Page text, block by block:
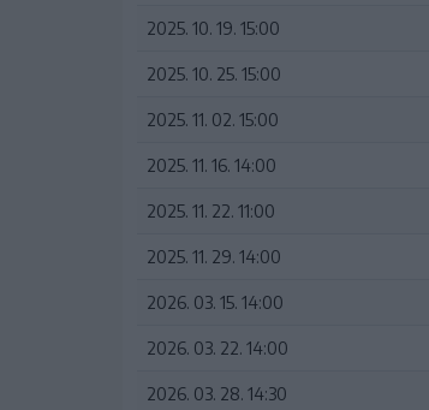
2025. 10. 19. 15:00
2025. 10. 25. 15:00
2025. 11. 02. 15:00
2025. 11. 16. 14:00
2025. 11. 22. 11:00
2025. 11. 29. 14:00
2026. 03. 15. 14:00
2026. 03. 22. 14:00
2026. 03. 28. 14:30